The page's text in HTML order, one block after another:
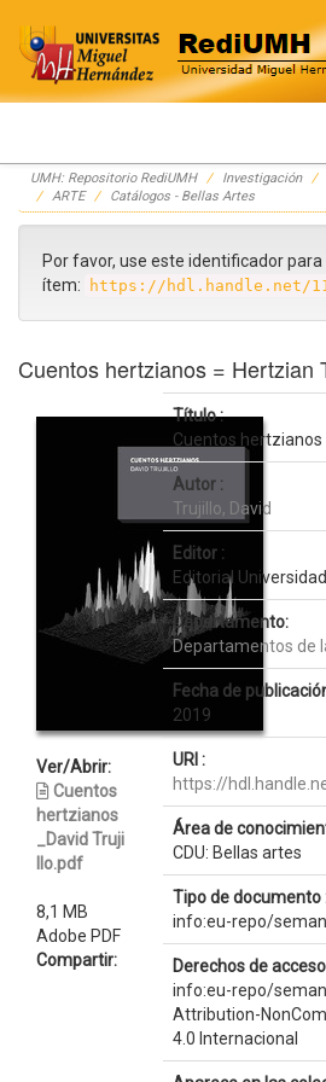
Skip
navigation
UMH: Repositorio RediUMH Investigación
ARTE
Catálogos - Bellas Artes
Por favor, use este identificador
ítem:
https://hdl.handle.net/
Cuentos hertzianos = Hertzian
Ver/Abrir:
Cuentos
hertzianos
_David Truji
llo.pdf
8,1 MB
Adobe PDF
Compartir:
Título :
Cuentos hertzianos
Autor :
Trujillo, David
Editor :
Editorial
Departamento:
Departamentos de
Fecha de
2019
URI :
https://
Área de
CDU: Bellas artes
Tipo de documento
info:eu-repo/
Derechos de
info:eu-repo/
Attribution-
4.0 Internacional